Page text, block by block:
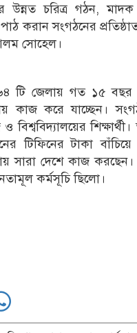
উন্নত চরিত্র গঠন,
করান সংগঠনের
সোহেল।
টি জেলায় গত ১৫ বছর
কাজ করে যাচ্ছেন।
টিফিনের টাকা বাঁচিয়ে
সারা দেশে কাজ
কর্মসূচি ছিলো।